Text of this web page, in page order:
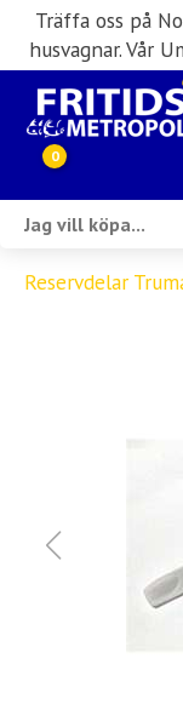
Träffa oss på
husvagnar. Vår
0
Reservdelar